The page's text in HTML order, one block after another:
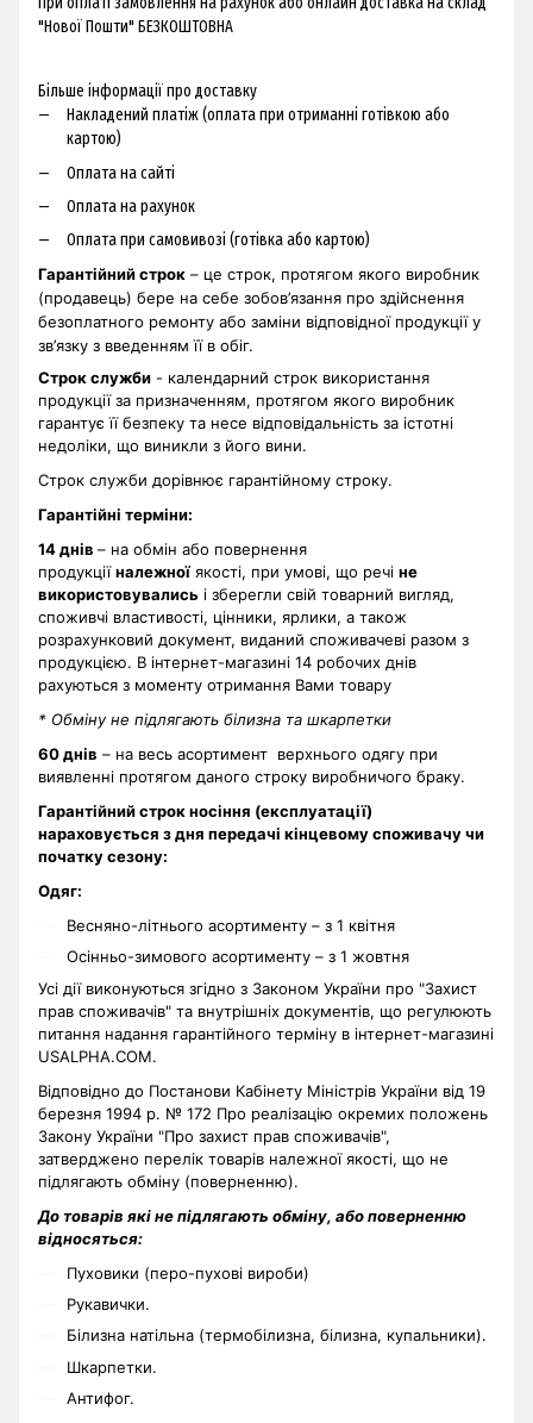
"Нової Пошти" БЕЗКОШТОВНА
Більше інформації про доставку
Накладений платіж (оплата при отриманні готівкою або
картою)
Оплата на сайті
Оплата на рахунок
Оплата при самовивозі (готівка або картою)
Гарантійний строк – це строк, протягом якого виробник
(продавець) бере на себе зобов’язання про здійснення
безоплатного ремонту або заміни відповідної продукції у
зв’язку з введенням її в обіг.
Строк служби - календарний строк використання
продукції за призначенням, протягом якого виробник
гарантує її безпеку та несе відповідальність за істотні
недоліки, що виникли з його вини.
Строк служби дорівнює гарантійному строку.
Гарантійні терміни:
14 днів – на обмін або повернення
продукціїналежної якості, при умові, що речі не
використовувались і зберегли свій товарний вигляд,
споживчі властивості, цінники, ярлики, а також
розрахунковий документ, виданий споживачеві разом з
продукцією. В інтернет-магазині 14 робочих днів
рахуються з моменту отримання Вами товару
* Обміну не підлягають білизна та шкарпетки
60 днів – на весь асортимент верхнього одягу при
виявленні протягом даного строку виробничого браку.
Гарантійний строк носіння (експлуатації)
нараховується з дня передачі кінцевому споживачу чи
початку сезону:
Одяг:
Весняно-літнього асортименту – з 1 квітня
Осінньо-зимового асортименту – з 1 жовтня
Усі дії виконуються згідно з Законом України про "Захист
прав споживачів" та внутрішніх документів, що регулюють
питання надання гарантійного терміну в інтернет-магазині
USALPHA.COM.
Відповідно до Постанови Кабінету Міністрів України від 19
березня 1994 р. № 172 Про реалізацію окремих положень
Закону України "Про захист прав споживачів",
затверджено перелік товарів належної якості, що не
підлягають обміну (поверненню).
До товарів які не підлягають обміну, або поверненню
відносяться:
Пуховики (перо-пухові вироби)
Рукавички.
Білизна натільна (термобілизна, білизна, купальники).
Шкарпетки.
Антифог.